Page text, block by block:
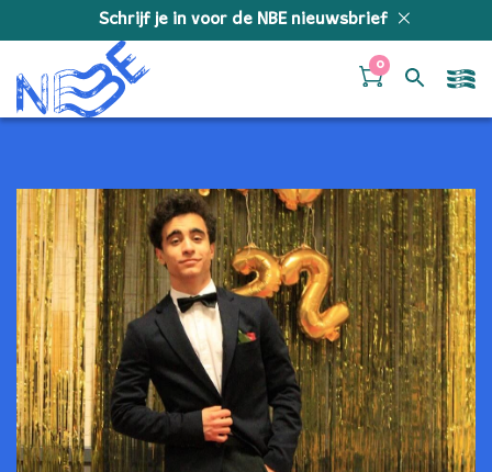
Schrijf je in voor de NBE nieuwsbrief
0